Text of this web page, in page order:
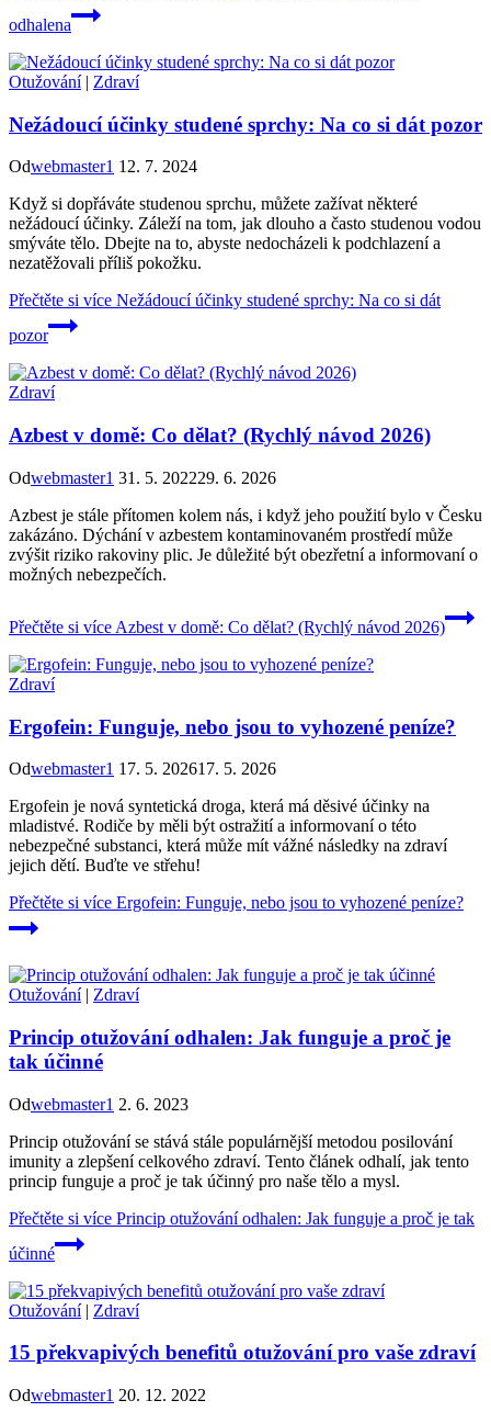
odhalena
Otužování| Zdraví
Nežádoucí účinky studené sprchy: Na co si dát pozor
Odwebmaster1 12. 7. 2024
Když si dopřáváte studenou sprchu, můžete zažívat některé
nežádoucí účinky. Záleží na tom, jak dlouho a často studenou vodou
smýváte tělo. Dbejte na to, abyste nedocházeli k podchlazení a
nezatěžovali příliš pokožku.
Přečtěte si více Nežádoucí účinky studené sprchy: Na co si dát
pozor
Zdraví
Azbest v domě: Co dělat? (Rychlý návod 2026)
Odwebmaster1 31. 5. 202229. 6. 2026
Azbest je stále přítomen kolem nás, i když jeho použití bylo v Česku
zakázáno. Dýchání v azbestem kontaminovaném prostředí může
zvýšit riziko rakoviny plic. Je důležité být obezřetní a informovaní o
možných nebezpečích.
Přečtěte si více Azbest v domě: Co dělat? (Rychlý návod 2026)
Zdraví
Ergofein: Funguje, nebo jsou to vyhozené peníze?
Odwebmaster1 17. 5. 202617. 5. 2026
Ergofein je nová syntetická droga, která má děsivé účinky na
mladistvé. Rodiče by měli být ostražití a informovaní o této
nebezpečné substanci, která může mít vážné následky na zdraví
jejich dětí. Buďte ve střehu!
Přečtěte si více Ergofein: Funguje, nebo jsou to vyhozené peníze?
Otužování| Zdraví
Princip otužování odhalen: Jak funguje a proč je
tak účinné
Odwebmaster1 2. 6. 2023
Princip otužování se stává stále populárnější metodou posilování
imunity a zlepšení celkového zdraví. Tento článek odhalí, jak tento
princip funguje a proč je tak účinný pro naše tělo a mysl.
Přečtěte si více Princip otužování odhalen: Jak funguje a proč je tak
účinné
Otužování| Zdraví
15 překvapivých benefitů otužování pro vaše zdraví
Odwebmaster1 20. 12. 2022